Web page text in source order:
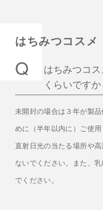
はちみつコスメ
はちみつコ
くらいですか
未開封の場合は３年が製
めに（半年以内に）ご使用
直射日光の当たる場所や
ないでください。また、
でください。